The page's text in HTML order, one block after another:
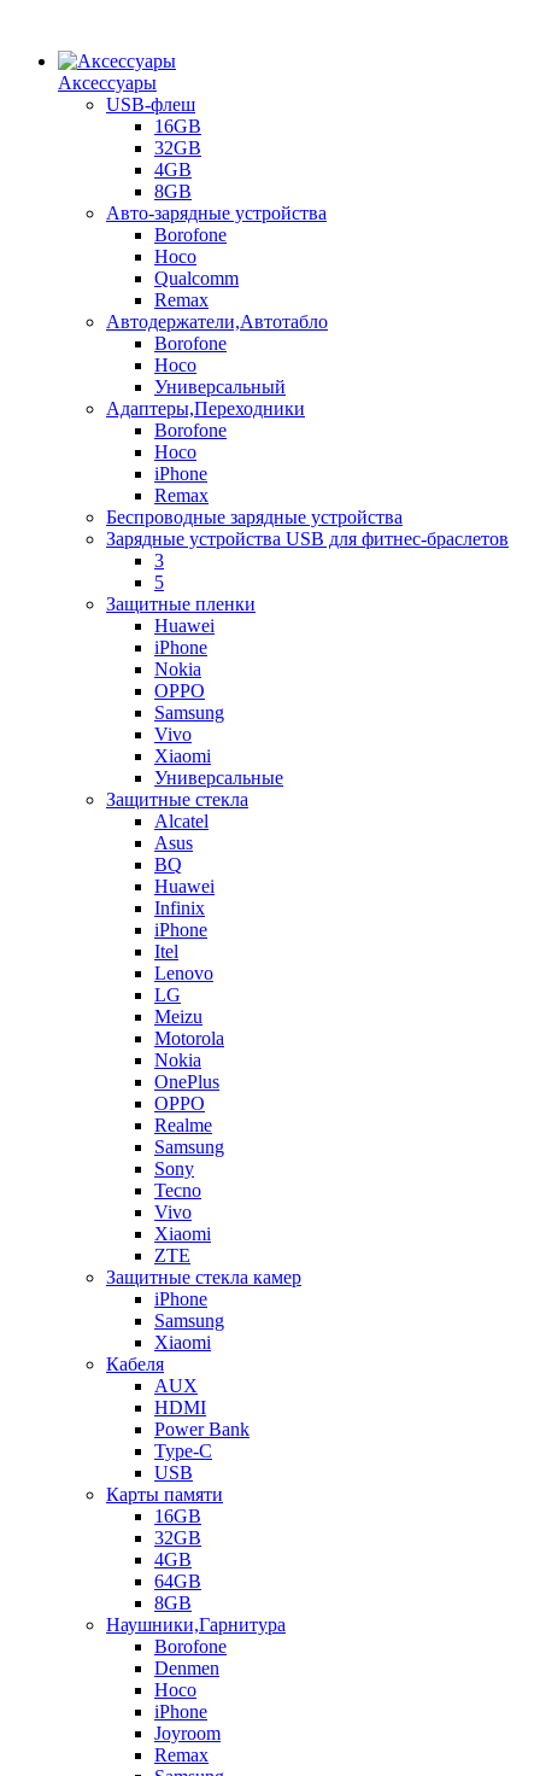
Аксессуары
USB-флеш
16GB
32GB
4GB
8GB
Авто-зарядные устройства
Borofone
Hoco
Qualcomm
Remax
Автодержатели,Автотабло
Borofone
Hoco
Универсальный
Адаптеры,Переходники
Borofone
Hoco
iPhone
Remax
Беспроводные зарядные устройства
Зарядные устройства USB для фитнес-браслетов
3
5
Защитные пленки
Huawei
iPhone
Nokia
OPPO
Samsung
Vivo
Xiaomi
Универсальные
Защитные стекла
Alcatel
Asus
BQ
Huawei
Infinix
iPhone
Itel
Lenovo
LG
Meizu
Motorola
Nokia
OnePlus
OPPO
Realme
Samsung
Sony
Tecno
Vivo
Xiaomi
ZTE
Защитные стекла камер
iPhone
Samsung
Xiaomi
Кабеля
AUX
HDMI
Power Bank
Type-C
USB
Карты памяти
16GB
32GB
4GB
64GB
8GB
Наушники,Гарнитура
Borofone
Denmen
Hoco
iPhone
Joyroom
Remax